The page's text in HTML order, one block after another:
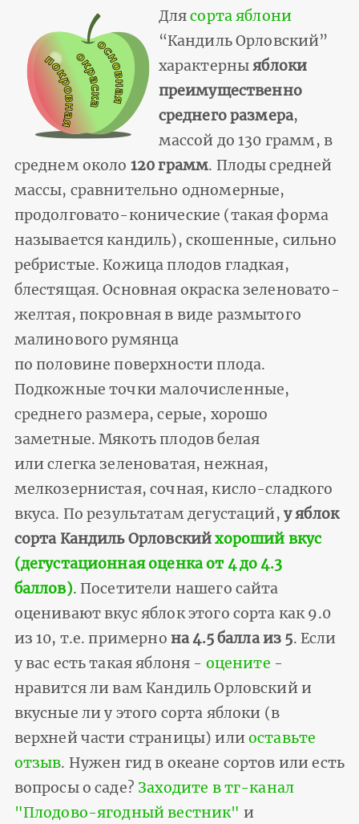
Длясорта яблони
“Кандиль Орловский”
характерныяблоки
преимущественно
среднего размера,
массой до 130 грамм, в
среднем около 120 грамм. Плоды средней
массы, сравнительно одномерные,
продолговато-конические (такая форма
называется кандиль), скошенные, сильно
ребристые. Кожица плодов гладкая,
блестящая. Основная окраска зеленовато-
желтая, покровная в виде размытого
малинового румянца
по половине поверхности плода.
Подкожные точки малочисленные,
среднего размера, серые, хорошо
заметные. Мякоть плодов белая
или слегка зеленоватая, нежная,
мелкозернистая, сочная, кисло-сладкого
вкуса. По результатам дегустаций, у яблок
сорта Кандиль Орловскийхороший вкус
(дегустационная оценка от 4 до 4.3
баллов). Посетители нашего сайта
оценивают вкус яблок этого сорта как 9.0
из 10, т.е. примерно на 4.5 балла из 5. Если
у вас есть такая яблоня - оцените -
нравится ли вам Кандиль Орловский и
вкусные ли у этого сорта яблоки (в
верхней части страницы) или оставьте
отзыв. Нужен гид в океане сортов или есть
вопросы о саде? Заходите в тг-канал
"Плодово-ягодный вестник" и